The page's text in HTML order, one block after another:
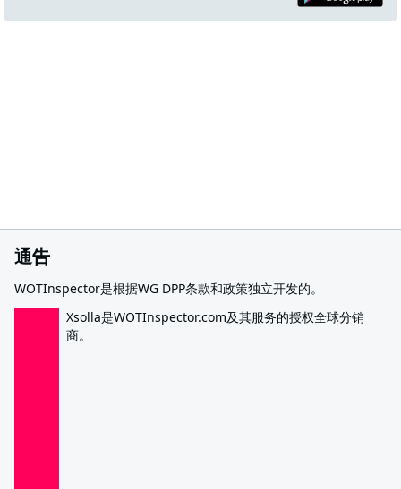
通告
WOTInspector是根据WG DPP条款和政策独立开发的。
Xsolla是WOTInspector.com及其服务的授权全球分销
商。